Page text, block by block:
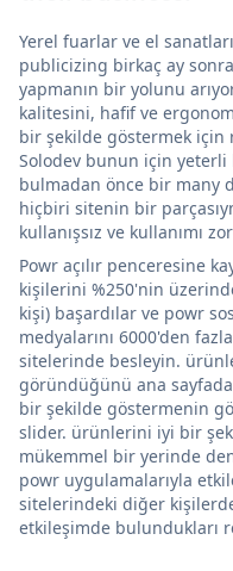
Yerel fuarlar ve el
publicizing birkaç ay
yapmanın bir yolunu
kalitesini, hafif ve
bir şekilde göstermek için
Solodev bunun için yeterli
bulmadan önce bir many
hiçbiri sitenin bir
kullanışsız ve kullanımı
Powr açılır penceresine
kişilerini %250'nin
kişi) başardılar ve powr
medyalarını 6000'den
sitelerinde besleyin.
göründüğünü ana
bir şekilde göstermenin
slider. ürünlerini iyi bir
mükemmel bir yerinde
powr uygulamalarıyla
sitelerindeki diğer
etkileşimde bulundukları